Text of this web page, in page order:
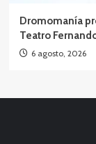
Dromomanía
Teatro
6 agosto, 2026